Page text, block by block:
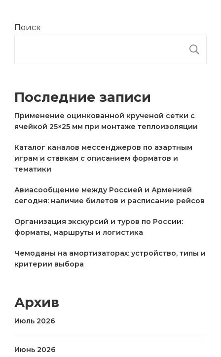
Поиск
Последние записи
Применение оцинкованной крученой сетки с
ячейкой 25×25 мм при монтаже теплоизоляции
Каталог каналов мессенджеров по азартным
играм и ставкам с описанием форматов и
тематики
Авиасообщение между Россией и Арменией
сегодня: наличие билетов и расписание рейсов
Организация экскурсий и туров по России:
форматы, маршруты и логистика
Чемоданы на амортизаторах: устройство, типы и
критерии выбора
Архив
Июль 2026
Июнь 2026